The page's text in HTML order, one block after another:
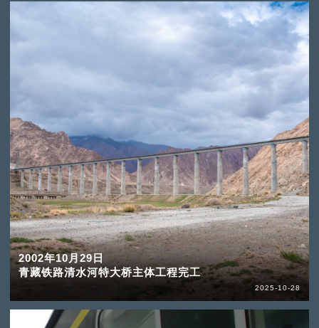
2002年10月29日
青藏铁路清水河特大桥主体工程完工
2025-10-28